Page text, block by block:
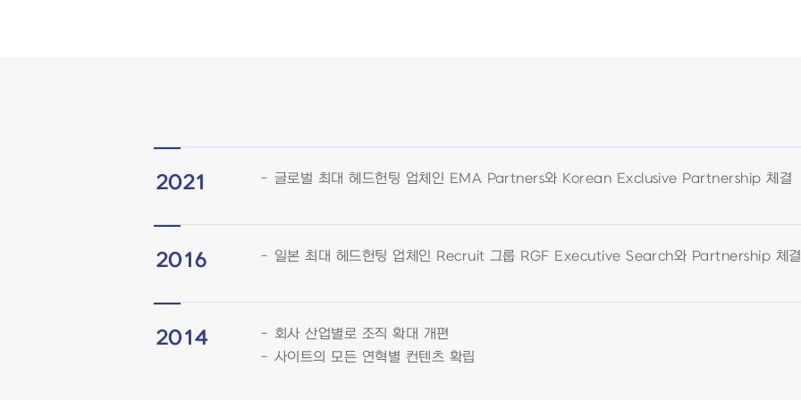
2021 글로벌 최대 헤드헌팅 업체인 EMA Partners와 Korean Exclusive Partnership 체결
2016 일본 최대 헤드헌팅 업체인 Recruit 그룹 RGF Executive Search와 Partnership 체결
2014
회사 산업별로 조직 확대 개편
사이트의 모든 연혁별 컨텐츠 확립